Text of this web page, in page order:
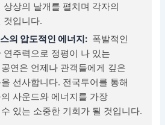
상의 날개를 펼치며 각자의
것입니다.
의 압도적인 에너지: 폭발적인
연주력으로 정평이 나 있는
연은 언제나 관객들에게 깊은
선사합니다. 전국투어를 통해
사운드와 에너지를 가장
있는 소중한 기회가 될 것입니다.